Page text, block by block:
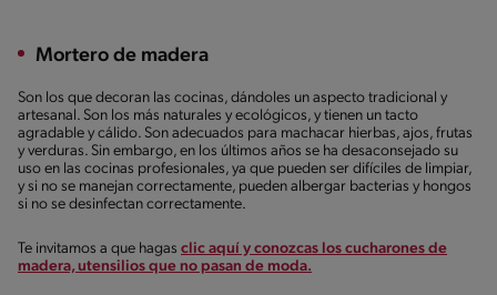
Mortero de madera
Son los que decoran las cocinas, dándoles un aspecto tradicional y
artesanal. Son los más naturales y ecológicos, y tienen un tacto
agradable y cálido. Son adecuados para machacar hierbas, ajos, frutas
y verduras. Sin embargo, en los últimos años se ha desaconsejado su
uso en las cocinas profesionales, ya que pueden ser difíciles de limpiar,
y si no se manejan correctamente, pueden albergar bacterias y hongos
si no se desinfectan correctamente.
Te invitamos a que hagas clic aquí y conozcas los cucharones de
madera, utensilios que no pasan de moda.